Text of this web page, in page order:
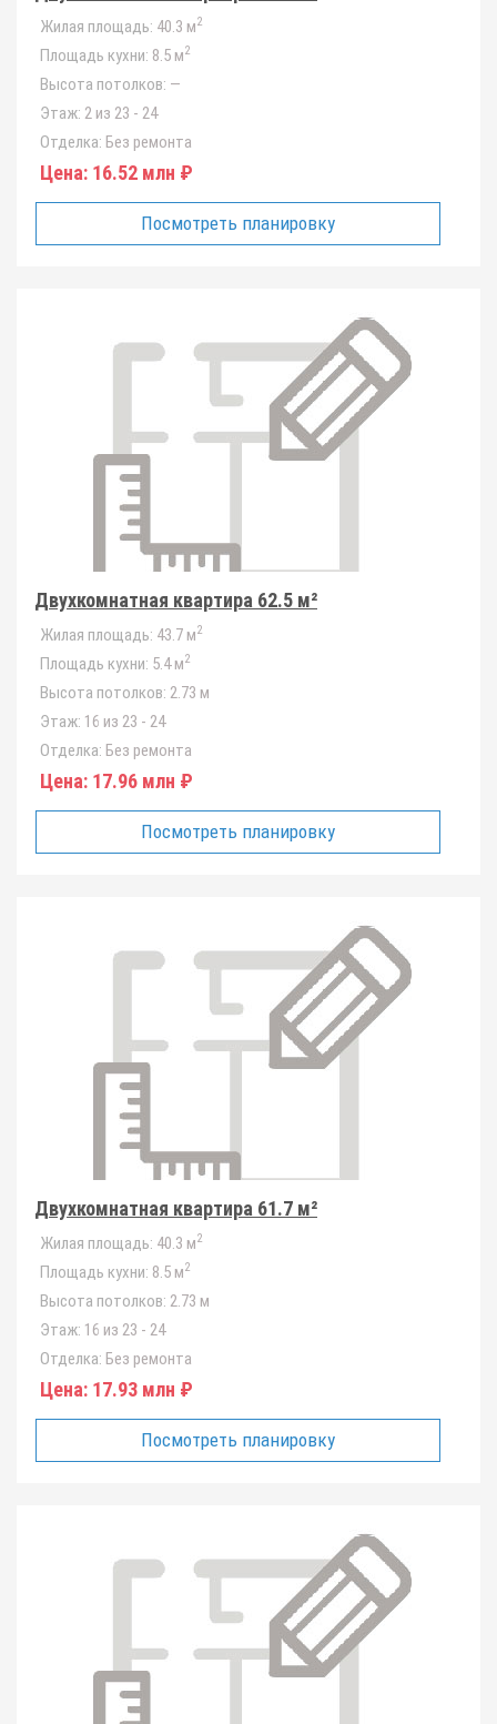
Жилая площадь: 40.3 м2
Площадь кухни: 8.5 м2
Высота потолков: —
Этаж: 2 из 23 - 24
Отделка: Без ремонта
Цена: 16.52 млн ₽
Посмотреть планировку
Двухкомнатная квартира 62.5 м²
Жилая площадь: 43.7 м2
Площадь кухни: 5.4 м2
Высота потолков: 2.73 м
Этаж: 16 из 23 - 24
Отделка: Без ремонта
Цена: 17.96 млн ₽
Посмотреть планировку
Двухкомнатная квартира 61.7 м²
Жилая площадь: 40.3 м2
Площадь кухни: 8.5 м2
Высота потолков: 2.73 м
Этаж: 16 из 23 - 24
Отделка: Без ремонта
Цена: 17.93 млн ₽
Посмотреть планировку